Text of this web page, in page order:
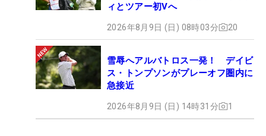
ィとツアー初Vへ
2026年8月9日 (日) 08時03分 20
雪辱へアルバトロス一発！ デイビ
ス・トンプソンがプレーオフ圏内に
急接近
2026年8月9日 (日) 14時31分 1